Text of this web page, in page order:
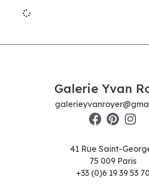
Galerie Yvan
41 Rue Saint-
75 009 Paris
+33 (0)6 19 39 53 70